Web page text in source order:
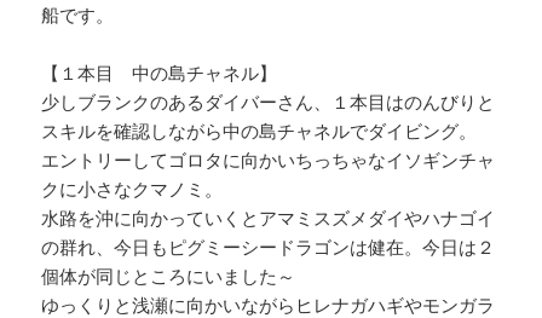
船です。
【１本目 中の島チャネル】
少しブランクのあるダイバーさん、１本目はのんびりと
スキルを確認しながら中の島チャネルでダイビング。
エントリーしてゴロタに向かいちっちゃなイソギンチャ
クに小さなクマノミ。
水路を沖に向かっていくとアマミスズメダイやハナゴイ
の群れ、今日もピグミーシードラゴンは健在。今日は２
個体が同じところにいました～
ゆっくりと浅瀬に向かいながらヒレナガハギやモンガラ